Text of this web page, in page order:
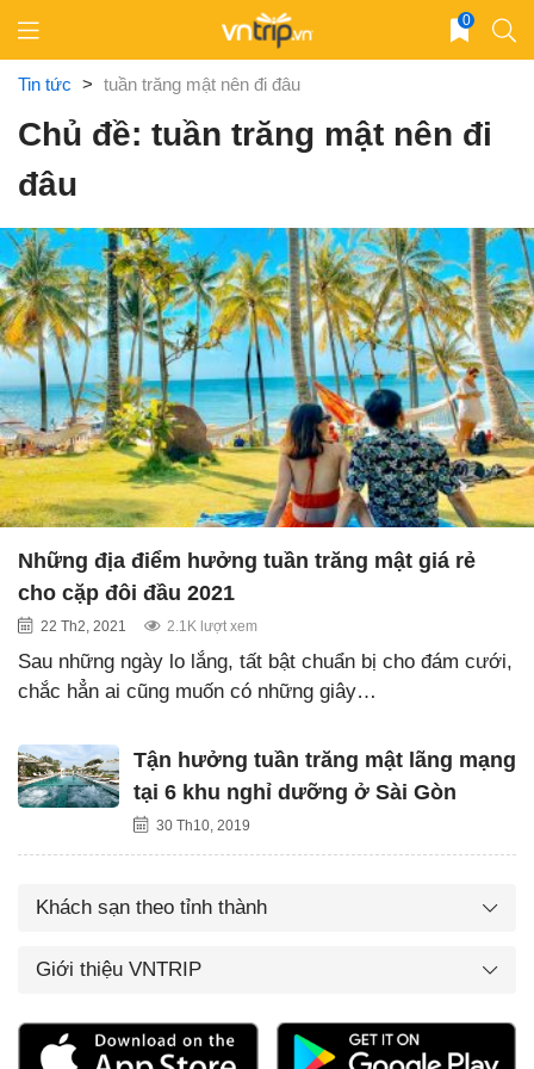
content
0
Tin tức > tuần trăng mật nên đi đâu
Chủ đề: tuần trăng mật nên đi
đâu
Những địa điểm hưởng tuần trăng mật giá rẻ
cho cặp đôi đầu 2021
22 Th2, 2021 2.1K lượt xem
Sau những ngày lo lắng, tất bật chuẩn bị cho đám cưới,
chắc hẳn ai cũng muốn có những giây…
Tận hưởng tuần trăng mật lãng mạng
tại 6 khu nghỉ dưỡng ở Sài Gòn
30 Th10, 2019
Khách sạn theo tỉnh thành
Giới thiệu VNTRIP